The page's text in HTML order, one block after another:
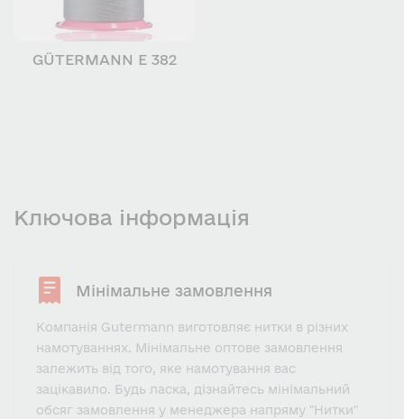
GÜTERMANN E 382
Ключова інформація
Мінімальне замовлення
Компанія Gutermann виготовляє нитки в різних
намотуваннях. Мінімальне оптове замовлення
залежить від того, яке намотування вас
зацікавило. Будь ласка, дізнайтесь мінімальний
обсяг замовлення у менеджера напряму "Нитки"